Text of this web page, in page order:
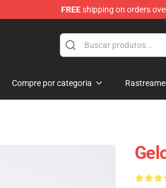
FREEshipping on orders
Compre por categoria